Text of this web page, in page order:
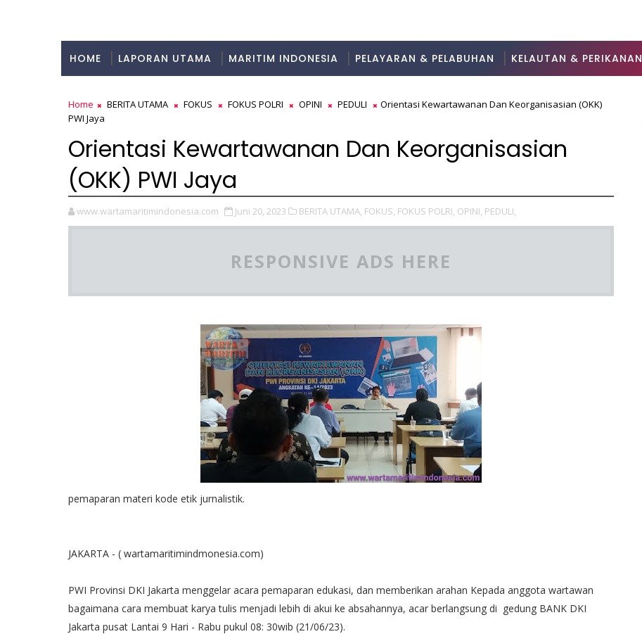
HOME LAPORAN UTAMA MARITIM INDONESIA PELAYARAN & PELABUHAN KELAUTAN & PERIKANAN
Home BERITA UTAMA FOKUS FOKUS POLRI OPINI PEDULI
Orientasi Kewartawanan Dan Keorganisasian (OKK)
PWI Jaya
Orientasi Kewartawanan Dan Keorganisasian
(OKK) PWI Jaya
www.wartamaritimindonesia.com Juni 20, 2023 BERITA UTAMA, FOKUS, FOKUS POLRI, OPINI, PEDULI,
RESPONSIVE ADS HERE
pemaparan materi kode etik jurnalistik.
JAKARTA - ( wartamaritimindmonesia.com)
PWI Provinsi DKI Jakarta menggelar acara pemaparan edukasi, dan memberikan arahan Kepada anggota wartawan
bagaimana cara membuat karya tulis menjadi lebih di akui ke absahannya, acar berlangsung di gedung BANK DKI
Jakarta pusat Lantai 9 Hari - Rabu pukul 08: 30wib (21/06/23).